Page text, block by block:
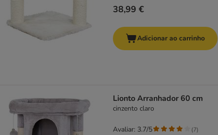
38,99 €
Adicionar ao carrinho
Lionto Arranhador 60 cm
cinzento claro
Avaliar: 3.7/5 (7)